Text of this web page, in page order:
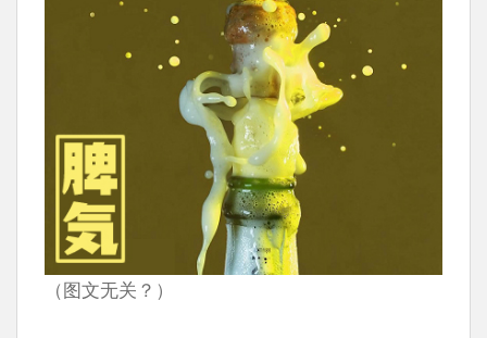
（图文无关？）